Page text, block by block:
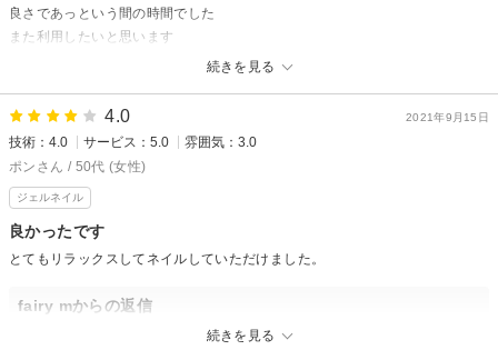
続きを見る
良さであっという間の時間でした
また利用したいと思います
この度はご来店頂き ありがとうございました✨
大変嬉しい高評価の口コミも頂き これからの励みになりました💖
またのご来店 心よりお待ちしております☺
2021年9月15日
4.0
技術：4.0 サービス：5.0
雰囲気：3.0
ポンさん / 50代 (女性)
ジェルネイル
良かったです
続きを見る
とてもリラックスしてネイルしていただけました。
fairy mからの返信
先日は御来店頂き 誠にありがとうございました。またの御来店お待ちして